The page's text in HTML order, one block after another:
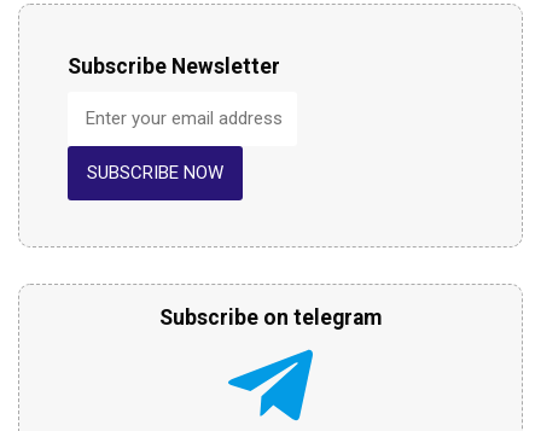
Subscribe Newsletter
SUBSCRIBE NOW
Subscribe on telegram